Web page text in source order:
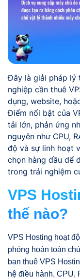
Đây là giải pháp lý
nghiệp cần thuê
dụng, website,
Điểm nổi bật của
tải lớn, phản ứng
nguyên như CPU,
độ và sự linh hoạt
chọn hàng đầu để
trong trải nghiệm
VPS
thế nào?
VPS Hosting hoạt
phỏng hoàn toàn
bạn thuê VPS
hệ điều hành, CPU,